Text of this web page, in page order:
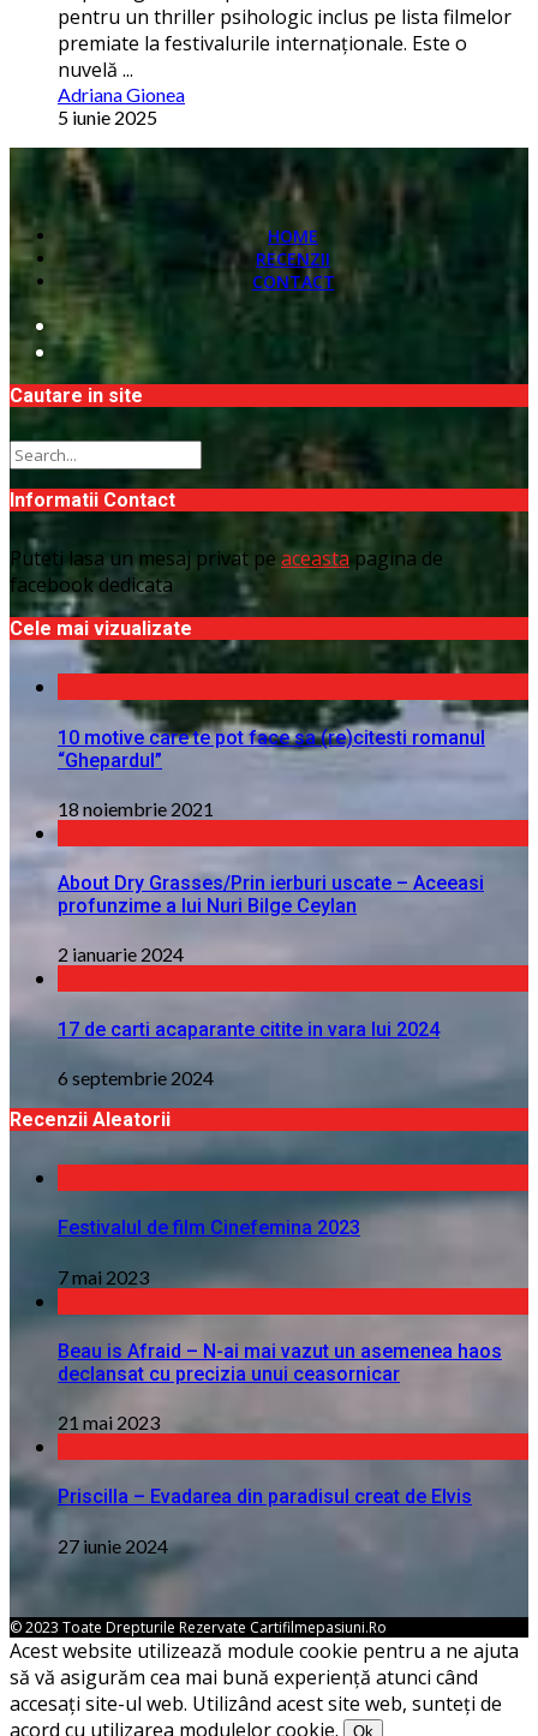
pentru un thriller psihologic inclus pe lista filmelor
premiate la festivalurile internaţionale. Este o
nuvelă ...
Adriana Gionea
5 iunie 2025
HOME
RECENZII
CONTACT
Cautare in site
Informatii Contact
Puteti lasa un mesaj privat pe aceasta pagina de
facebook dedicata
Cele mai vizualizate
10 motive care te pot face sa (re)citesti romanul
“Ghepardul”
18 noiembrie 2021
About Dry Grasses/Prin ierburi uscate – Aceeasi
profunzime a lui Nuri Bilge Ceylan
2 ianuarie 2024
17 de carti acaparante citite in vara lui 2024
6 septembrie 2024
Recenzii Aleatorii
Festivalul de film Cinefemina 2023
7 mai 2023
Beau is Afraid – N-ai mai vazut un asemenea haos
declansat cu precizia unui ceasornicar
21 mai 2023
Priscilla – Evadarea din paradisul creat de Elvis
27 iunie 2024
© 2023 Toate Drepturile Rezervate Cartifilmepasiuni.ro
Acest website utilizează module cookie pentru a ne ajuta
să vă asigurăm cea mai bună experiență atunci când
accesați site-ul web. Utilizând acest site web, sunteți de
acord cu utilizarea modulelor cookie.
Ok